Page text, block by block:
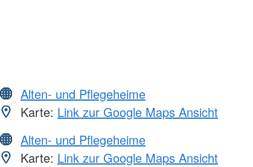
Alten- und Pflegeheime
Karte: Link zur Google Maps Ansicht
Alten- und Pflegeheime
Karte: Link zur Google Maps Ansicht